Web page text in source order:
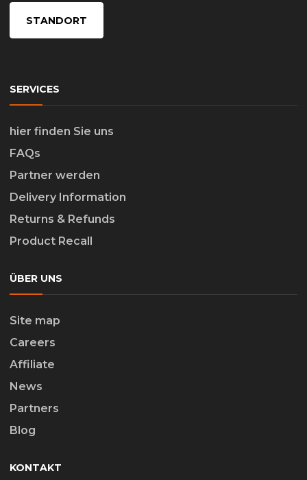
STANDORT
SERVICES
hier finden Sie uns
FAQs
Partner werden
Delivery Information
Returns & Refunds
Product Recall
ÜBER UNS
Site map
Careers
Affiliate
News
Partners
Blog
KONTAKT